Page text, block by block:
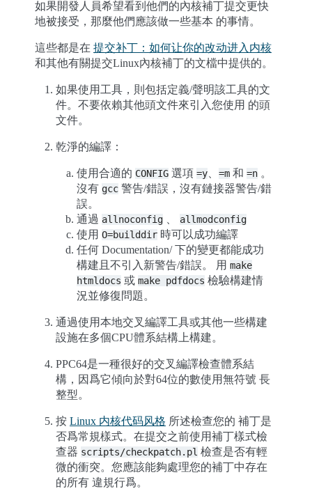
如果開發人員希望看到他們的內核補丁提交更快
地被接受，那麼他們應該做一些基本 的事情。
這些都是在 提交补丁：如何让你的改动进入内核
和其他有關提交Linux內核補丁的文檔中提供的。
如果使用工具，則包括定義/聲明該工具的文
件。不要依賴其他頭文件來引入您使用 的頭
文件。
乾淨的編譯：
使用合適的 CONFIG 選項 =y =m 和 =n 。
沒有 gcc 警告/錯誤，沒有鏈接器警告/錯
誤。
通過 allnoconfig allmodconfig
使用 O=builddir 時可以成功編譯
任何 Documentation/ 下的變更都能成功
構建且不引入新警告/錯誤。 用 make
htmldocs 或 make pdfdocs 檢驗構建情
況並修復問題。
通過使用本地交叉編譯工具或其他一些構建
設施在多個CPU體系結構上構建。
PPC64是一種很好的交叉編譯檢查體系結
構，因爲它傾向於對64位的數使用無符號 長
整型。
按 Linux 内核代码风格 所述檢查您的 補丁是
否爲常規樣式。在提交之前使用補丁樣式檢
查器 scripts/checkpatch.pl 檢查是否有輕
微的衝突。您應該能夠處理您的補丁中存在
的所有 違規行爲。